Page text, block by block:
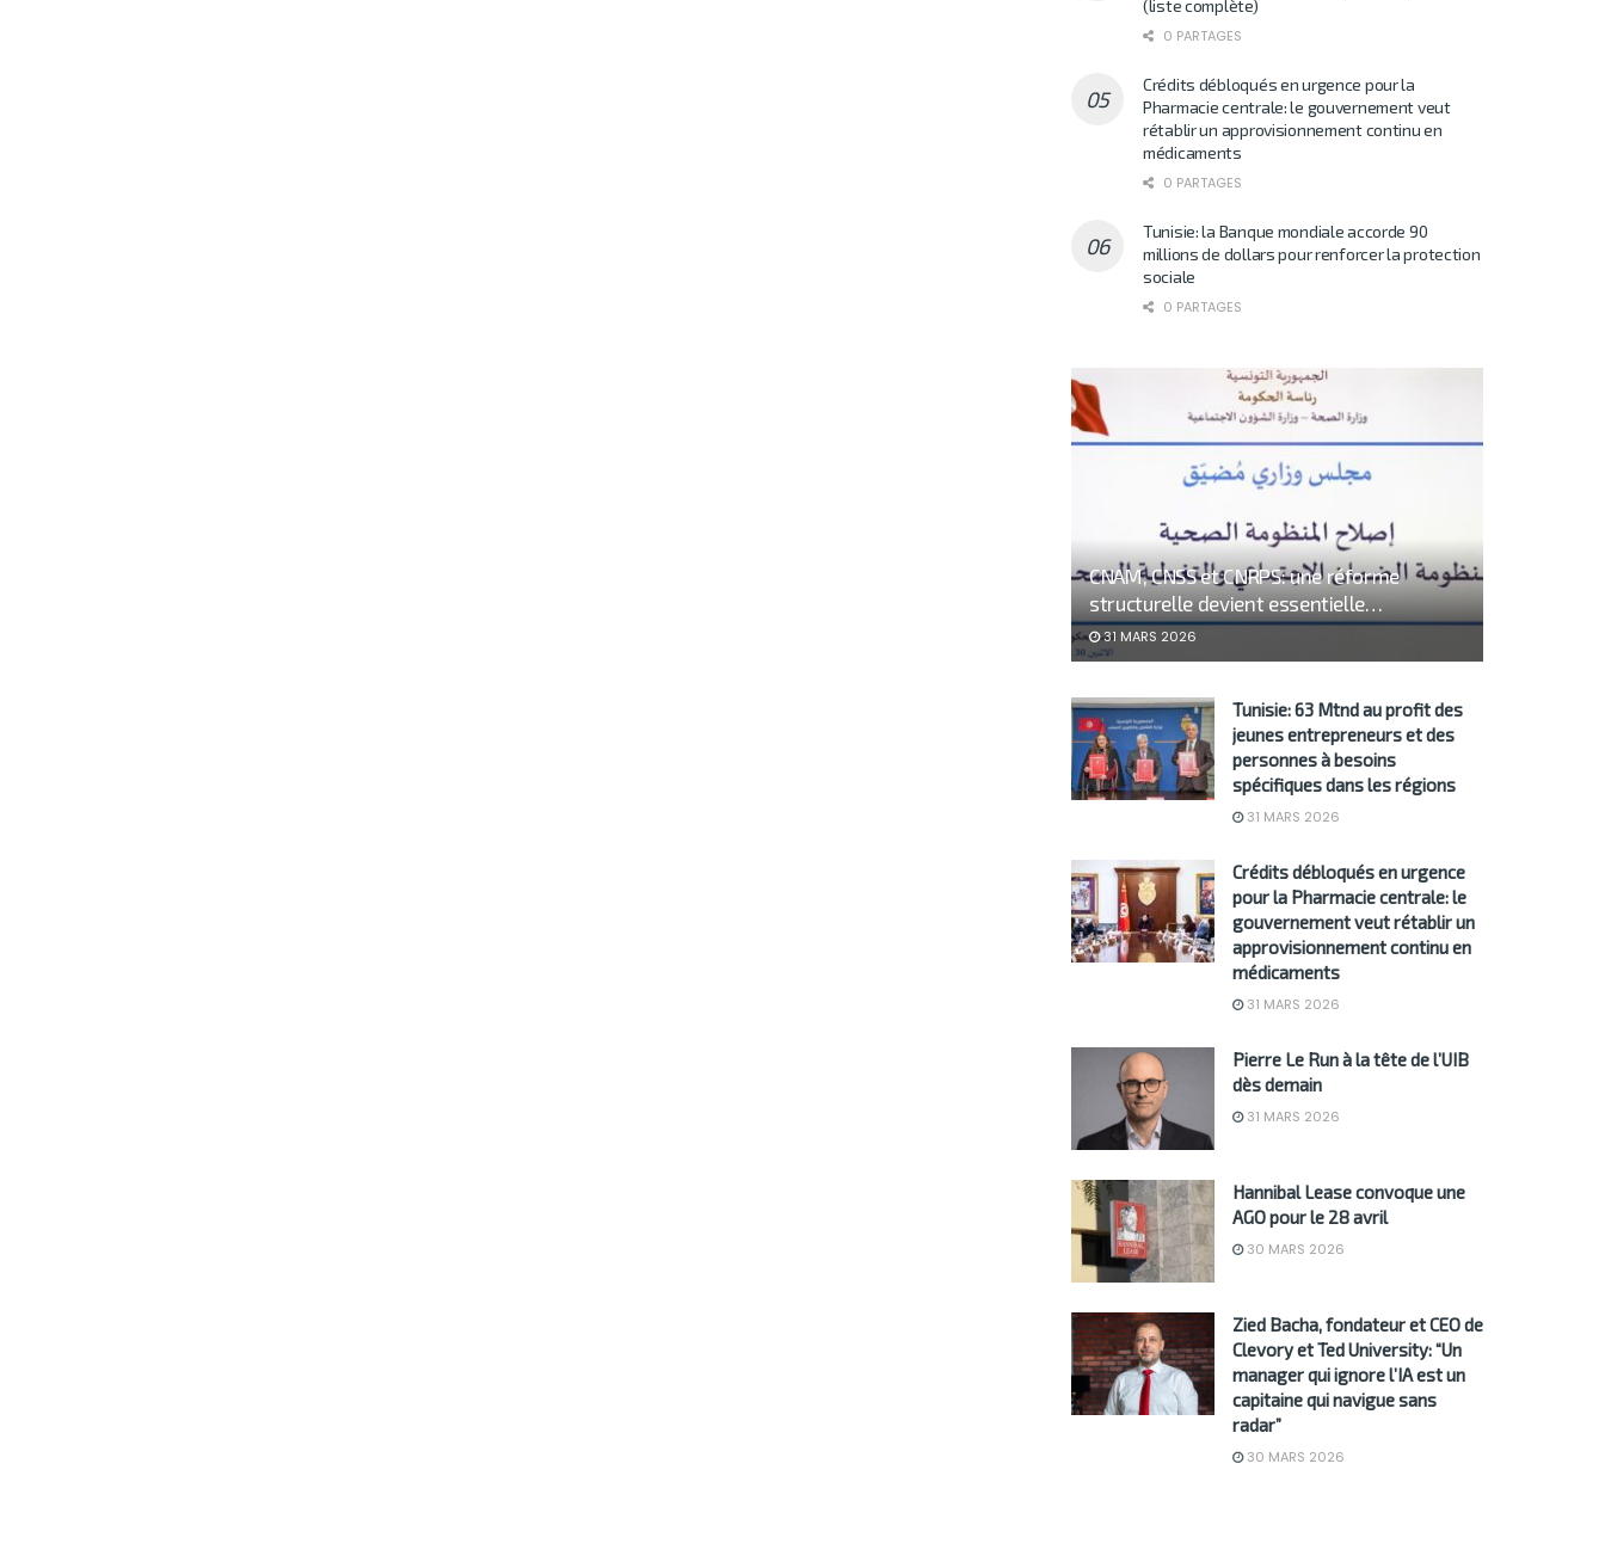
(liste complète)
0 PARTAGES
Crédits débloqués en urgence pour la
Pharmacie centrale: le gouvernement veut
rétablir un approvisionnement continu en
médicaments
0 PARTAGES
Tunisie: la Banque mondiale accorde 90
millions de dollars pour renforcer la protection
sociale
0 PARTAGES
CNAM, CNSS et CNRPS: une réforme
structurelle devient essentielle…
31 MARS 2026
Tunisie: 63 Mtnd au profit des
jeunes entrepreneurs et des
personnes à besoins
spécifiques dans les régions
31 MARS 2026
Crédits débloqués en urgence
pour la Pharmacie centrale: le
gouvernement veut rétablir un
approvisionnement continu en
médicaments
31 MARS 2026
Pierre Le Run à la tête de l’UIB
dès demain
31 MARS 2026
Hannibal Lease convoque une
AGO pour le 28 avril
30 MARS 2026
Zied Bacha, fondateur et CEO de
Clevory et Ted University: “Un
manager qui ignore l’IA est un
capitaine qui navigue sans
radar”
30 MARS 2026